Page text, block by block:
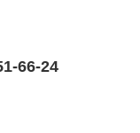
66-24